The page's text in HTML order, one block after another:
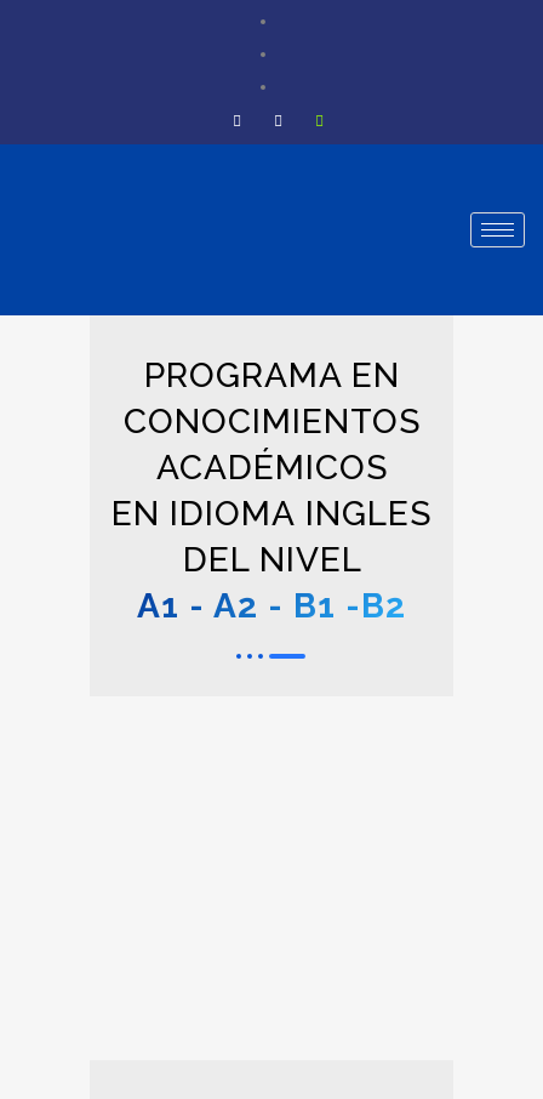
PROGRAMA EN
CONOCIMIENTOS
ACADÉMICOS
EN IDIOMA INGLES
DEL NIVEL
A1 - A2 - B1 -B2